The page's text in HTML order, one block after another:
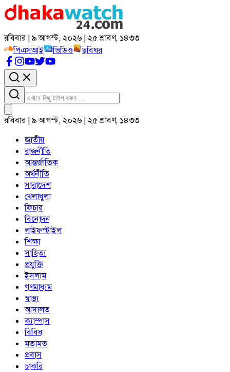
রবিবার | ৯ আগস্ট, ২০২৬ | ২৫ শ্রাবণ, ১৪৩৩
পিএসআই
ভিডিও ছবিঘর
রবিবার | ৯ আগস্ট, ২০২৬ | ২৫ শ্রাবণ, ১৪৩৩
জাতীয়
রাজনীতি
আন্তর্জাতিক
অর্থনীতি
সারাদেশ
খেলাধুলা
ফিচার
বিনোদন
লাইফস্টাইল
শিক্ষা
সাহিত্য
প্রযুক্তি
ইসলাম
গণমাধ্যম
স্বাস্থ্য
আদালত
ক্যাম্পাস
বিবিধ
মতামত
প্রবাস
চাকরি